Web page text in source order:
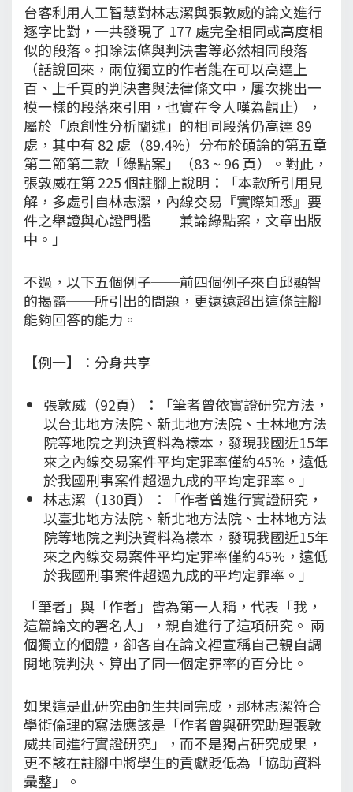
台客利用人工智慧對林志潔與張敦威的論文進行
逐字比對，一共發現了 177 處完全相同或高度相
似的段落。扣除法條與判決書等必然相同段落
（話說回來，兩位獨立的作者能在可以高達上
百、上千頁的判決書與法律條文中，屢次挑出一
模一樣的段落來引用，也實在令人嘆為觀止），
屬於「原創性分析闡述」的相同段落仍高達 89
處，其中有 82 處（89.4%）分布於碩論的第五章
第二節第二款「綠點案」（83 ~ 96 頁）。對此，
張敦威在第 225 個註腳上說明：「本款所引用見
解，多處引自林志潔，內線交易『實際知悉』要
件之舉證與心證門檻──兼論綠點案，文章出版
中。」
不過，以下五個例子──前四個例子來自邱顯智
的揭露──所引出的問題，更遠遠超出這條註腳
能夠回答的能力。
【例一】：分身共享
張敦威（92頁）：「筆者曾依實證研究方法，
以台北地方法院、新北地方法院、士林地方法
院等地院之判決資料為樣本，發現我國近15年
來之內線交易案件平均定罪率僅約45%，遠低
於我國刑事案件超過九成的平均定罪率。」
林志潔（130頁）：「作者曾進行實證研究，
以臺北地方法院、新北地方法院、士林地方法
院等地院之判決資料為樣本，發現我國近15年
來之內線交易案件平均定罪率僅約45%，遠低
於我國刑事案件超過九成的平均定罪率。」
「筆者」與「作者」皆為第一人稱，代表「我，
這篇論文的署名人」，親自進行了這項研究。 兩
個獨立的個體，卻各自在論文裡宣稱自己親自調
閱地院判決、算出了同一個定罪率的百分比。
如果這是此研究由師生共同完成，那林志潔符合
學術倫理的寫法應該是「作者曾與研究助理張敦
威共同進行實證研究」，而不是獨占研究成果，
更不該在註腳中將學生的貢獻貶低為「協助資料
彙整」。